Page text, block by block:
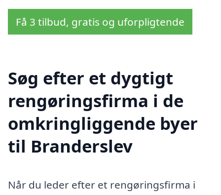
Få 3 tilbud, gratis og uforpligtende
Søg efter et dygtigt
rengøringsfirma i de
omkringliggende byer
til Branderslev
Når du leder efter et rengøringsfirma i